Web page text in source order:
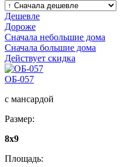
Дешевле
Дороже
Сначала небольшие дома
Сначала большие дома
Действует скидка
ОБ-057
с мансардой
Размер:
8x9
Площадь: